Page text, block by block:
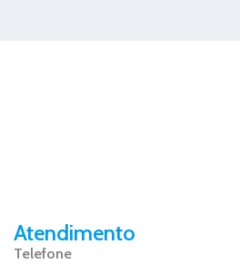
Atendimento
Telefone